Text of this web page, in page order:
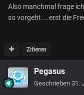
Also manchmal frage
so vorgeht....erst die
Zitieren
Pegasus
Geschrieben 31.